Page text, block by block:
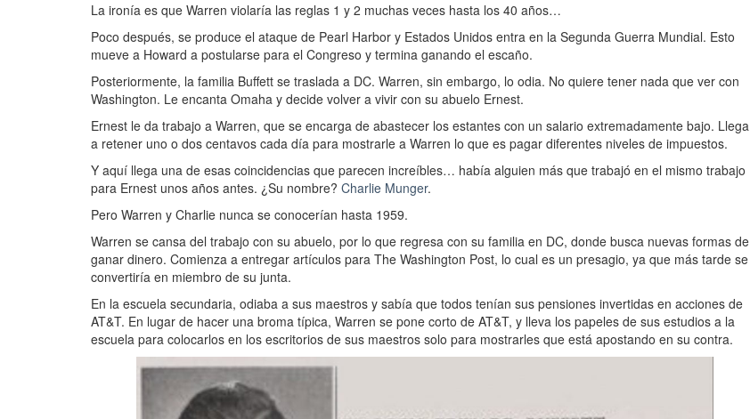
La ironía es que Warren violaría las reglas 1 y 2 muchas veces hasta los 40 años…
Poco después, se produce el ataque de Pearl Harbor y Estados Unidos entra en la Segunda Guerra Mundial. Esto
mueve a Howard a postularse para el Congreso y termina ganando el escaño.
Posteriormente, la familia Buffett se traslada a DC. Warren, sin embargo, lo odia. No quiere tener nada que ver con
Washington. Le encanta Omaha y decide volver a vivir con su abuelo Ernest.
Ernest le da trabajo a Warren, que se encarga de abastecer los estantes con un salario extremadamente bajo. Llega
a retener uno o dos centavos cada día para mostrarle a Warren lo que es pagar diferentes niveles de impuestos.
Y aquí llega una de esas coincidencias que parecen increíbles… había alguien más que trabajó en el mismo trabajo
para Ernest unos años antes. ¿Su nombre? Charlie Munger.
Pero Warren y Charlie nunca se conocerían hasta 1959.
Warren se cansa del trabajo con su abuelo, por lo que regresa con su familia en DC, donde busca nuevas formas de
ganar dinero. Comienza a entregar artículos para The Washington Post, lo cual es un presagio, ya que más tarde se
convertiría en miembro de su junta.
En la escuela secundaria, odiaba a sus maestros y sabía que todos tenían sus pensiones invertidas en acciones de
AT&T. En lugar de hacer una broma típica, Warren se pone corto de AT&T, y lleva los papeles de sus estudios a la
escuela para colocarlos en los escritorios de sus maestros solo para mostrarles que está apostando en su contra.